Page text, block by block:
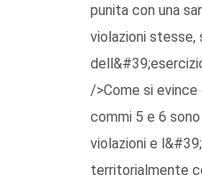
punita con una
violazioni stesse,
/>Come si
commi 5 e 6
violazioni e
territorialmente